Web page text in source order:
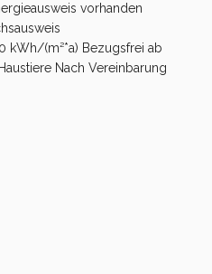
vorhanden
kWh/(m²*a) Bezugsfrei ab
Nach Vereinbarung